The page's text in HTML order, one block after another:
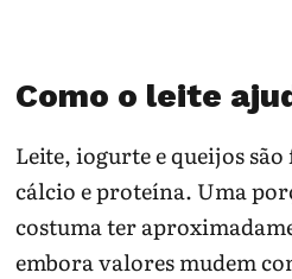
Como o leite
Leite, iogurte e queijos
cálcio e proteína. Uma
costuma ter
embora valores mudem